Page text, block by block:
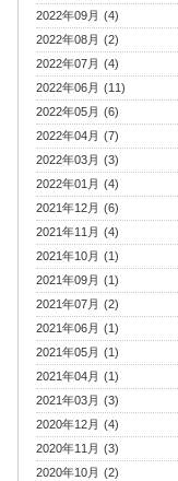
2022年09月 (4)
2022年08月 (2)
2022年07月 (4)
2022年06月 (11)
2022年05月 (6)
2022年04月 (7)
2022年03月 (3)
2022年01月 (4)
2021年12月 (6)
2021年11月 (4)
2021年10月 (1)
2021年09月 (1)
2021年07月 (2)
2021年06月 (1)
2021年05月 (1)
2021年04月 (1)
2021年03月 (3)
2020年12月 (4)
2020年11月 (3)
2020年10月 (2)